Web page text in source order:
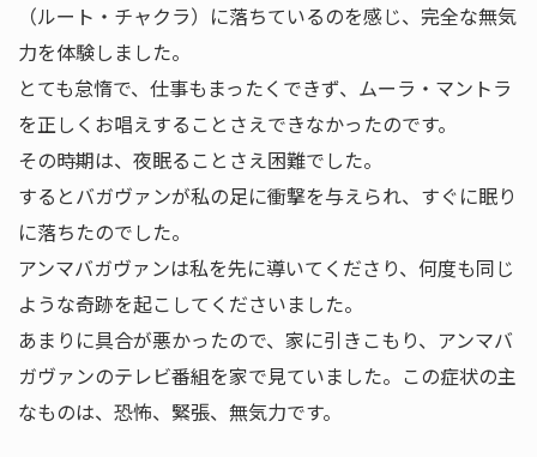
（ルート・チャクラ）に落ちているのを感じ、完全な無気
力を体験しました。
とても怠惰で、仕事もまったくできず、ムーラ・マントラ
を正しくお唱えすることさえできなかったのです。
その時期は、夜眠ることさえ困難でした。
するとバガヴァンが私の足に衝撃を与えられ、すぐに眠り
に落ちたのでした。
アンマバガヴァンは私を先に導いてくださり、何度も同じ
ような奇跡を起こしてくださいました。
あまりに具合が悪かったので、家に引きこもり、アンマバ
ガヴァンのテレビ番組を家で見ていました。この症状の主
なものは、恐怖、緊張、無気力です。